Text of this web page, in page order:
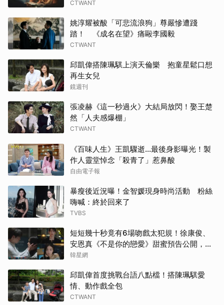
CTWANT
姚淳耀被酸「可悲流浪狗」尊嚴慘遭踐
踏！ 《成名在望》痛毆李國毅
CTWANT
邱凱偉搭陳珮騏上演天倫樂 抱童星鬆口想
再生女兒
鏡週刊
張凌赫《這一秒過火》大結局放閃！娶王楚
然「人夫感爆棚」
CTWANT
《百味人生》王凱驟逝…最後身影曝光！製
作人靈堂悼念「殺青了」惹鼻酸
自由電子報
暴瘦後近況曝！金智媛現身時尚活動 粉絲
嗨喊：終於回來了
TVBS
短短幾十秒竟有6場吻戲太犯規！徐康俊、
安恩真《不是你的戀愛》甜蜜預告公開，網
友直呼：太期待了！
韓星網
邱凱偉首度挑戰台語八點檔！搭陳珮騏愛
情、動作戲全包
CTWANT